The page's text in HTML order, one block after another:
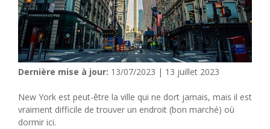
Dernière mise à jour: 13/07/2023 | 13 juillet 2023
New York est peut-être la ville qui ne dort jamais, mais il est
vraiment difficile de trouver un endroit (bon marché) où
dormir ici.